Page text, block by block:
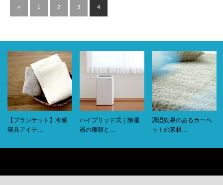
« 1 2 3 4
【ブランケット】冷感
寝具アイテ…
ハイブリッド式｜除湿
器の種類と…
調湿効果のあるカーペ
ットの素材…